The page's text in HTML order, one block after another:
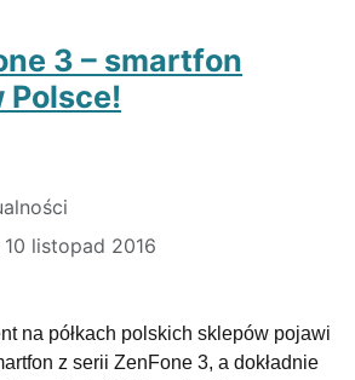
3 – smartfon
Polsce!
listopad 2016
na półkach polskich sklepów pojawi
z serii ZenFone 3, a dokładnie